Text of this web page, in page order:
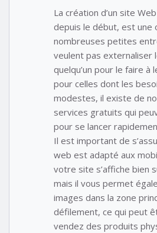
La création d’un site
depuis le début, est une
nombreuses petites
veulent pas externaliser
quelqu’un pour le faire à
pour celles dont les
modestes, il existe de
services gratuits qui
pour se lancer
Il est important de
web est adapté aux
votre site s’affiche bien
mais il vous permet
images dans la zone
défilement, ce qui peut
vendez des produits